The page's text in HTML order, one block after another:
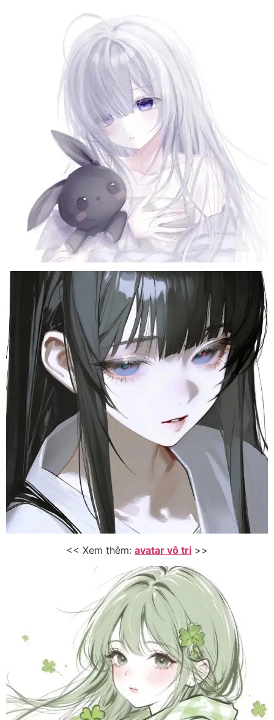
<< Xem thêm: avatar vô tri >>